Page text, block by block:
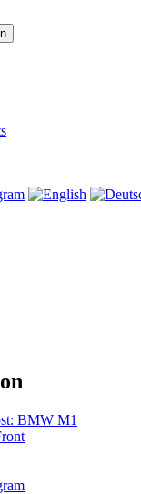
BMW M1